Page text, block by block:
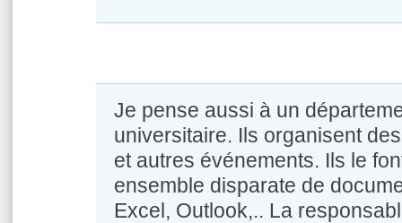
Je pense aussi à un
universitaire. Ils organisent
et autres événements. Ils le
ensemble disparate de
Excel, Outlook,.. La